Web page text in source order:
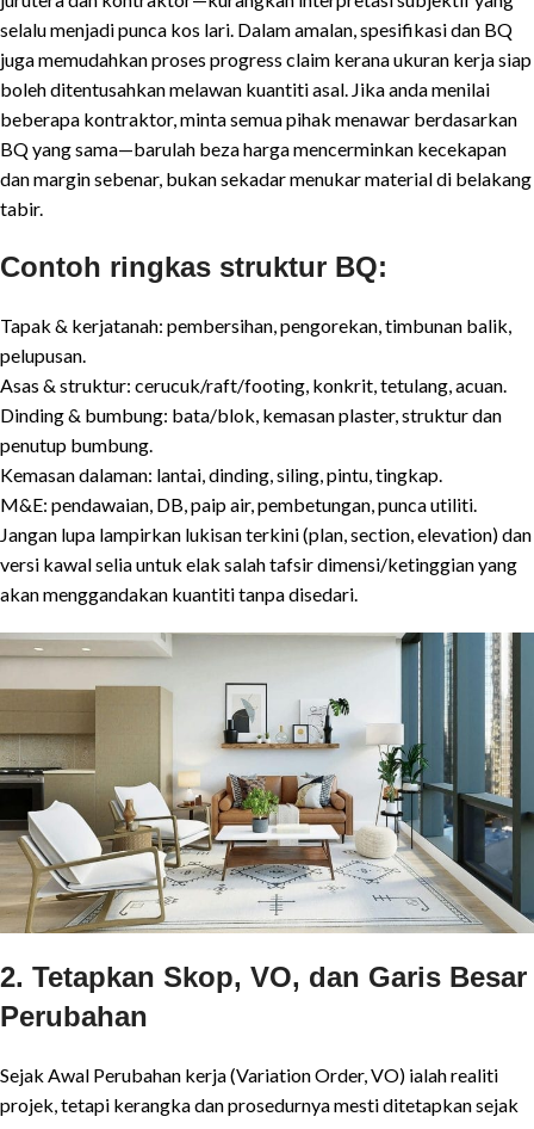
selalu menjadi punca kos lari. Dalam amalan, spesifikasi dan BQ
juga memudahkan proses progress claim kerana ukuran kerja siap
boleh ditentusahkan melawan kuantiti asal. Jika anda menilai
beberapa kontraktor, minta semua pihak menawar berdasarkan
BQ yang sama—barulah beza harga mencerminkan kecekapan
dan margin sebenar, bukan sekadar menukar material di belakang
tabir.
Contoh ringkas struktur BQ:
Tapak & kerjatanah: pembersihan, pengorekan, timbunan balik,
pelupusan.
Asas & struktur: cerucuk/raft/footing, konkrit, tetulang, acuan.
Dinding & bumbung: bata/blok, kemasan plaster, struktur dan
penutup bumbung.
Kemasan dalaman: lantai, dinding, siling, pintu, tingkap.
M&E: pendawaian, DB, paip air, pembetungan, punca utiliti.
Jangan lupa lampirkan lukisan terkini (plan, section, elevation) dan
versi kawal selia untuk elak salah tafsir dimensi/ketinggian yang
akan menggandakan kuantiti tanpa disedari.
2. Tetapkan Skop, VO, dan Garis Besar
Perubahan
Sejak Awal Perubahan kerja (Variation Order, VO) ialah realiti
projek, tetapi kerangka dan prosedurnya mesti ditetapkan sejak